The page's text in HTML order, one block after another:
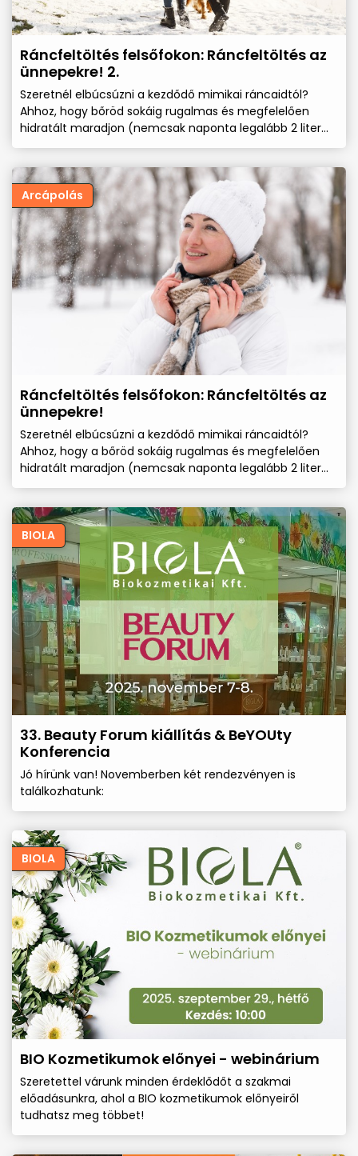
Ráncfeltöltés felsőfokon: Ráncfeltöltés az
ünnepekre! 2.
Szeretnél elbúcsúzni a kezdődő mimikai ráncaidtól?
Ahhoz, hogy bőröd sokáig rugalmas és megfelelően
hidratált maradjon (nemcsak naponta legalább 2 liter
tiszta vizet kell inni) és a megfelelő bőrműködés
a létfontosságú zsírsavakat is pótolni szükséges a
bőrödben és a bőr felszínén is! Megfelelő biológiailag
értékes növényi olajokat kell ilyenkor célzottan a
bőrfelszínre felvinni!
Arcápolás
Ráncfeltöltés felsőfokon: Ráncfeltöltés az
ünnepekre!
Szeretnél elbúcsúzni a kezdődő mimikai ráncaidtól?
Ahhoz, hogy a bőröd sokáig rugalmas és megfelelően
hidratált maradjon (nemcsak naponta legalább 2 liter
tiszta vizet kell inni) és a megfelelő bőrműködés
a létfontosságú zsírsavakat is pótolni szükséges a
bőrödben és a bőr felszínén is!
BIOLA
33. Beauty Forum kiállítás & BeYOUty
Konferencia
Jó hírünk van! Novemberben két rendezvényen is
találkozhatunk:
BIOLA
BIO Kozmetikumok előnyei - webinárium
Szeretettel várunk minden érdeklődőt a szakmai
előadásunkra, ahol a BIO kozmetikumok előnyeiről
tudhatsz meg többet!